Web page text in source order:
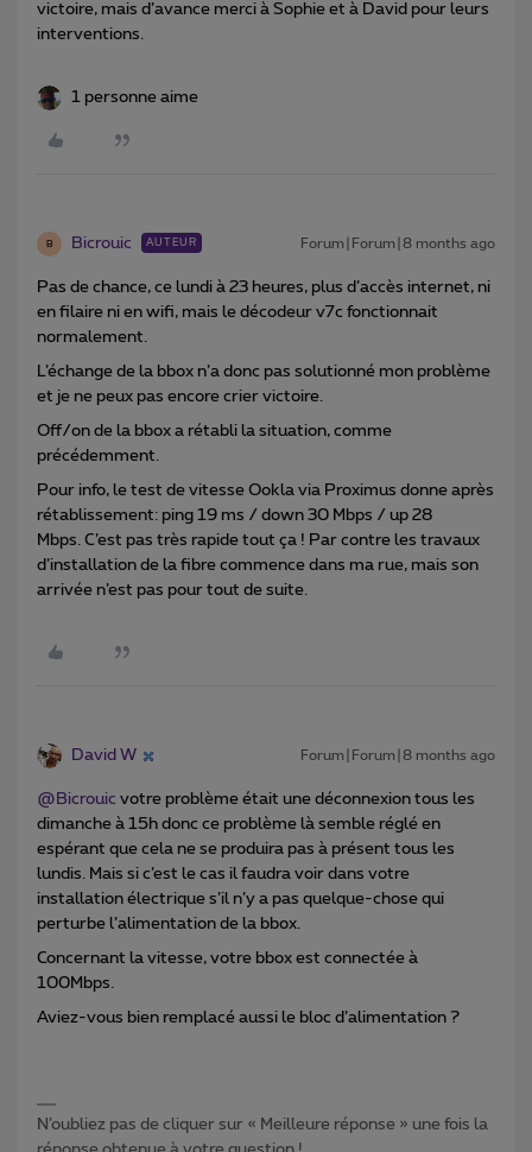
victoire, mais d’avance merci à Sophie et à David pour leurs
interventions.
1 personne aime
B Bicrouic AUTEUR Forum|Forum|8 months ago
Pas de chance, ce lundi à 23 heures, plus d’accès internet, ni
en filaire ni en wifi, mais le décodeur v7c fonctionnait
normalement.
L’échange de la bbox n’a donc pas solutionné mon problème
et je ne peux pas encore crier victoire.
Off/on de la bbox a rétabli la situation, comme
précédemment.
Pour info, le test de vitesse Ookla via Proximus donne après
rétablissement: ping 19 ms / down 30 Mbps / up 28
Mbps. C’est pas très rapide tout ça ! Par contre les travaux
d’installation de la fibre commence dans ma rue, mais son
arrivée n’est pas pour tout de suite.
David W Forum|Forum|8 months ago
@Bicrouic votre problème était une déconnexion tous les
dimanche à 15h donc ce problème là semble réglé en
espérant que cela ne se produira pas à présent tous les
lundis. Mais si c’est le cas il faudra voir dans votre
installation électrique s’il n’y a pas quelque-chose qui
perturbe l’alimentation de la bbox.
Concernant la vitesse, votre bbox est connectée à
100Mbps.
Aviez-vous bien remplacé aussi le bloc d’alimentation ?
N’oubliez pas de cliquer sur « Meilleure réponse » une fois la